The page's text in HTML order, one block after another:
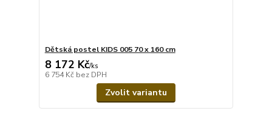
Dětská postel KIDS 005 70 x 160 cm
8 172 Kč/ks
6 754 Kč bez DPH
Zvolit variantu